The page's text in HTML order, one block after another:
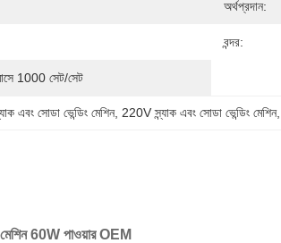
অর্থপ্রদান:
বন্দর:
1000 সেট/সেট
এবং সোডা ভেন্ডিং মেশিন, 220V স্ন্যাক এবং সোডা ভেন্ডিং মেশিন
60W পাওয়ার OEM